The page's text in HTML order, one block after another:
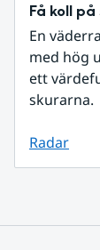
Få koll
En
med hög
ett
skurarna.
Radar